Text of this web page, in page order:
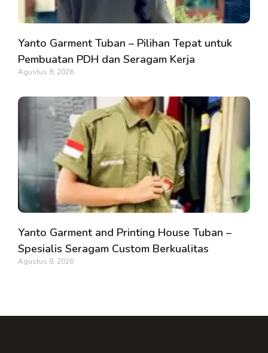
Yanto Garment Tuban – Pilihan Tepat untuk
Pembuatan PDH dan Seragam Kerja
Agustus 8, 2026
Yanto Garment and Printing House Tuban –
Spesialis Seragam Custom Berkualitas
Agustus 8, 2026